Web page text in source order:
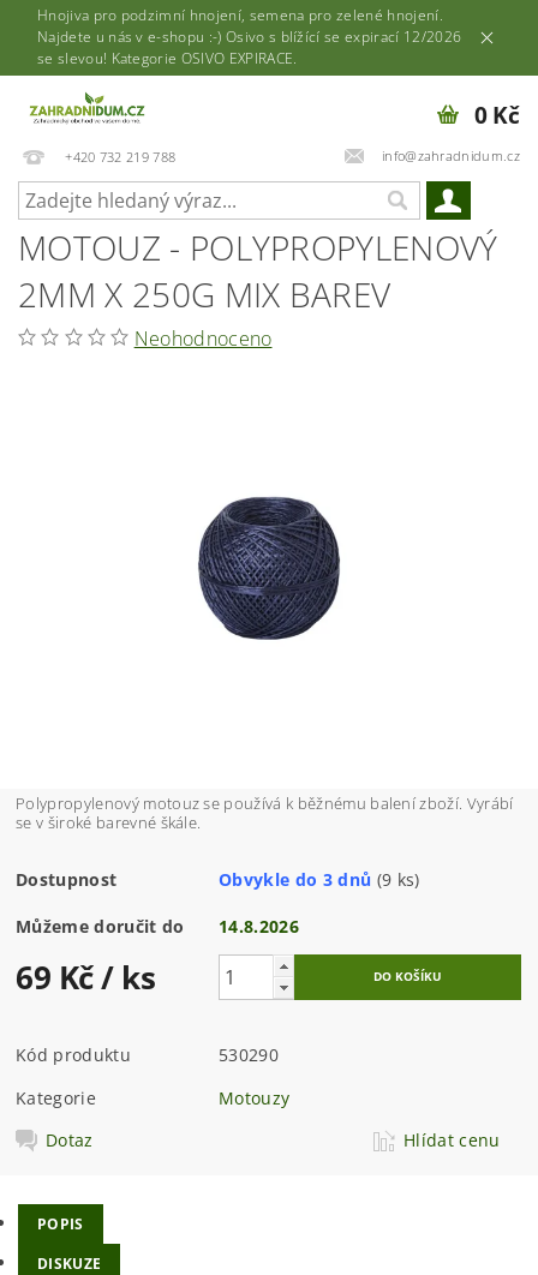
Hnojiva pro podzimní hnojení, semena pro zelené hnojení.
Najdete u nás v e-shopu :-) Osivo s blížící se expirací 12/2026
se slevou! Kategorie OSIVO EXPIRACE.
+420 732 219 788 info@zahradnidum.cz
0 Kč
MOTOUZ - POLYPROPYLENOVÝ
2MM X 250G MIX BAREV
Neohodnoceno
Polypropylenový motouz se používá k běžnému balení zboží. Vyrábí
se v široké barevné škále.
Dostupnost Obvykle do 3 dnů (9 ks)
Můžeme doručit do 14.8.2026
69 Kč/ ks
Kód produktu
530290
Kategorie
Motouzy
Dotaz
Hlídat cenu
POPIS
DISKUZE